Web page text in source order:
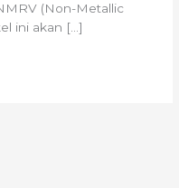
(Non-Metallic
ini akan […]